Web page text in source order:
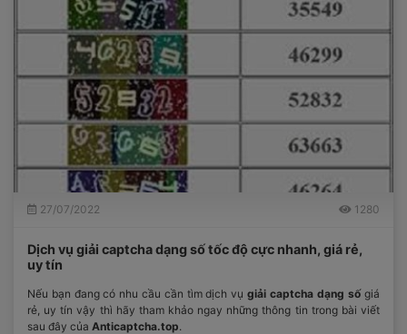
27/07/2022 1280
Dịch vụ giải captcha dạng số tốc độ cực nhanh, giá rẻ,
uy tín
Nếu bạn đang có nhu cầu cần tìm dịch vụ giải captcha dạng sốgiá
rẻ, uy tín vậy thì hãy tham khảo ngay những thông tin trong bài viết
sau đây của Anticaptcha.top.